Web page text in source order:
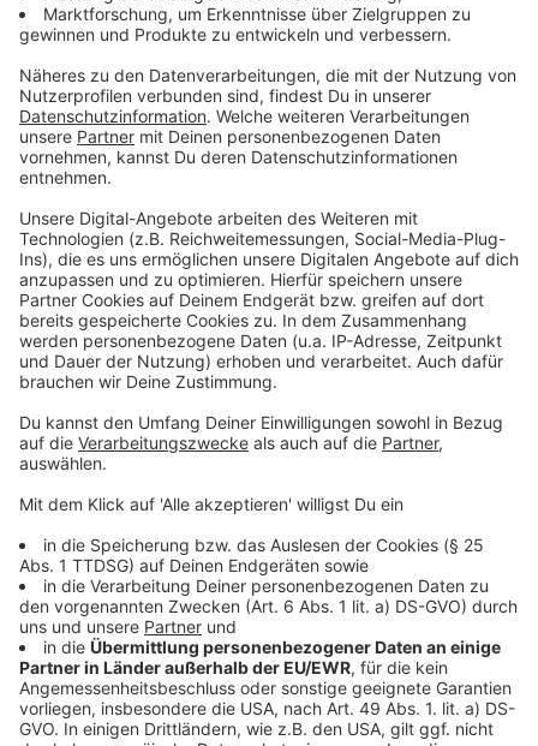
Wir verwenden einen Service eines
einzubetten. Dieser Service kann
Daten zu Ihren Aktivitäten
sammeln. Bitte lesen Sie die
Details durch und stimmen Sie der
Video anzusehen.
Mehr Informationen
Akzeptieren
powered byUsercentrics Consent
Eddies neuer „Job“ ist alles andere als einfach, denn
Igor hat gewisse Ansprüche. Zudem muss Eddie bald
feststellen, dass die langsame Verwandlung in einen
Vampir im Alltag ziemlich lästig sein kann…
Anzeige
Eddie hat schon bald des öfteren mit Leichen zu tun.
Anzeige
©Copyright: Pro 7 / Joyn